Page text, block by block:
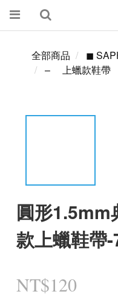
全部商品
◼
– 上蠟款鞋
圓形1.5mm
款上蠟鞋帶
NT$120